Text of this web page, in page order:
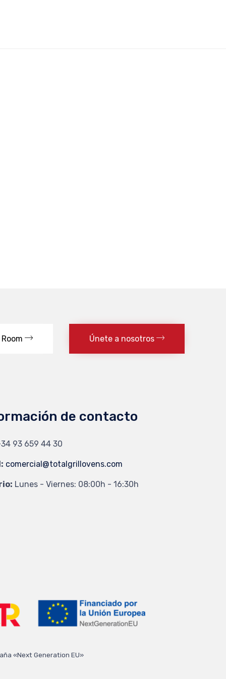
Únete a nosotros
de contacto
93 659 44 30
comercial@totalgrillovens.com
Lunes - Viernes: 08:00h - 16:30h
«Next Generation EU»